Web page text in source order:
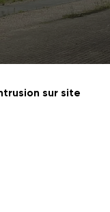
sur site